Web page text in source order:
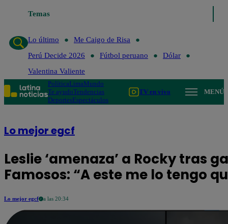
Temas
Lo último
Me Caigo de Risa
Perú Decide 2026
Fútbol peruano
Dólar
Valentina Valiente
PolíticaLimaMundo
Te ayudoTendencias
DeportesEspectáculos
TV en vivo MENÚ
Lo mejor egcf
Leslie ‘amenaza’ a Rocky tras
Famosos: “A este me lo tengo
Lo mejor egcf a las 20:34